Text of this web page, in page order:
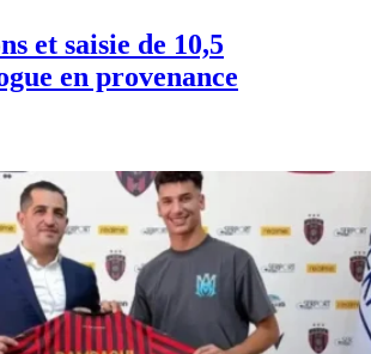
et saisie de 10,5
en provenance